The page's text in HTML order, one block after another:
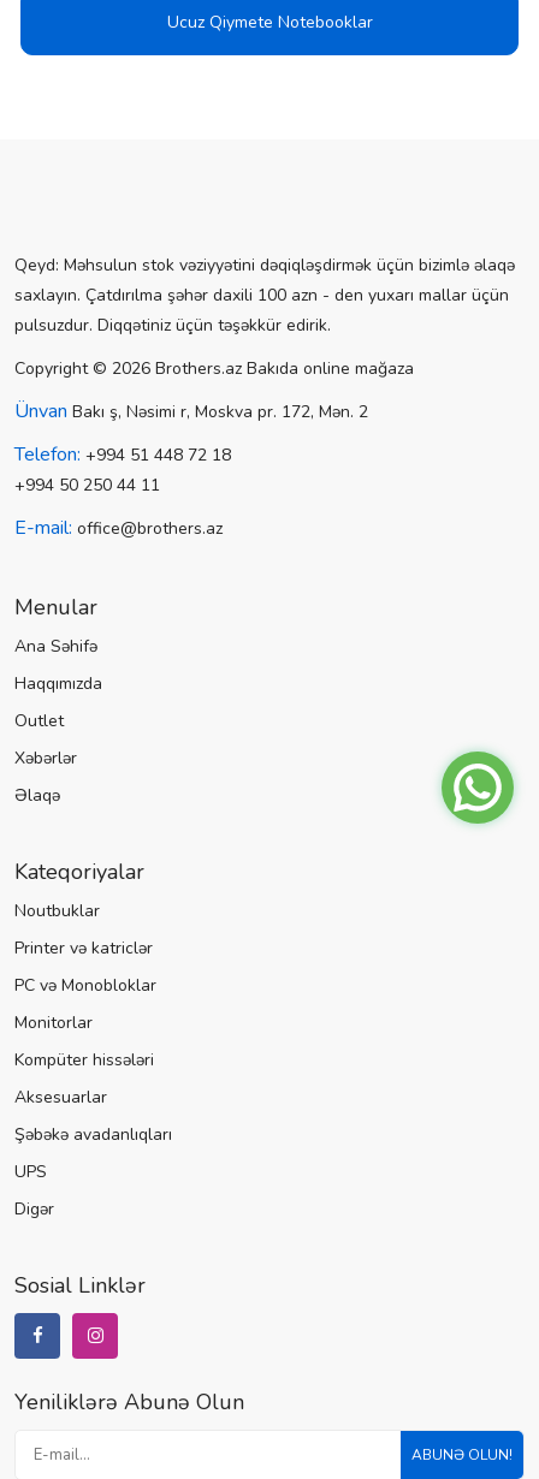
Ucuz Qiymete Notebooklar
Qeyd: Məhsulun stok vəziyyətini dəqiqləşdirmək üçün bizimlə əlaqə
saxlayın. Çatdırılma şəhər daxili 100 azn - den yuxarı mallar üçün
pulsuzdur. Diqqətiniz üçün təşəkkür edirik.
Copyright © 2026 Brothers.az Bakıda online mağaza
Ünvan Bakı ş, Nəsimi r, Moskva pr. 172, Mən. 2
Telefon: +994 51 448 72 18
+994 50 250 44 11
E-mail: office@brothers.az
Menular
Ana Səhifə
Haqqımızda
Outlet
Xəbərlər
Əlaqə
Kateqoriyalar
Noutbuklar
Printer və katriclər
PC və Monobloklar
Monitorlar
Kompüter hissələri
Aksesuarlar
Şəbəkə avadanlıqları
UPS
Digər
Sosial Linklər
Yeniliklərə Abunə Olun
ABUNƏ OLUN!